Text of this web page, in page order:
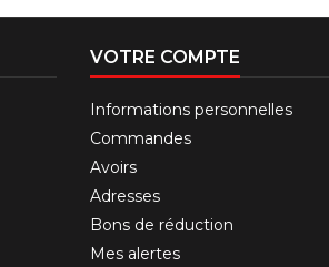
VOTRE COMPTE
Informations personnelles
Commandes
Avoirs
Adresses
Bons de réduction
Mes alertes